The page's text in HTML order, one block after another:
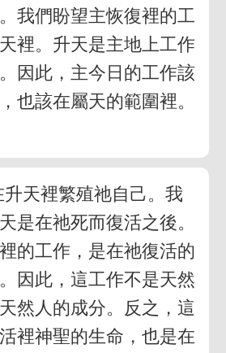
我們盼望主恢復裡的工
裡。升天是主地上工作
因此，主今日的工作該
也該在屬天的範圍裡。
天裡繁殖祂自己。我
是在祂死而復活之後。
的工作，是在祂復活的
因此，這工作不是天然
然人的成分。反之，這
裡神聖的生命，也是在